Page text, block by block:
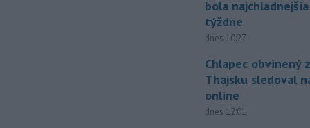
bola
týždne
dnes 10:27
Chlapec obvinený
Thajsku sledoval
online
dnes 12:01